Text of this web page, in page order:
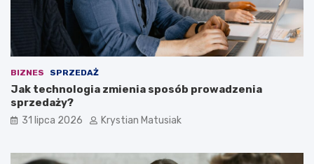
BIZNES SPRZEDAŻ
Jak technologia zmienia sposób prowadzenia
sprzedaży?
31 lipca 2026 Krystian Matusiak